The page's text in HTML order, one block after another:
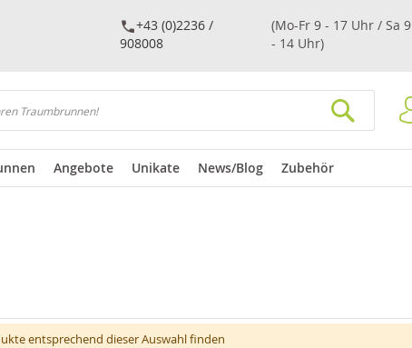
+43 (0)2236 /
908008
(Mo-Fr 9 - 17 Uhr / Sa 9
- 14 Uhr)
Angebote Unikate News/Blog Zubehör
entsprechend dieser Auswahl finden